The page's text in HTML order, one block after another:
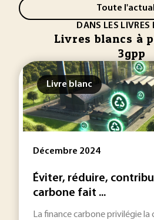
Toute
DANS LES LIVRES
Livres blancs à
3gpp
Livre blanc
Décembre 2024
Éviter, réduire,
carbone fait ...
La finance carbone privilégie